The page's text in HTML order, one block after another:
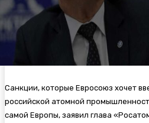
Санкции, которые Евросоюз хочет
российской атомной
самой Европы, заявил глава